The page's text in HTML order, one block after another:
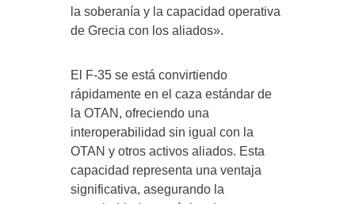
la soberanía y la capacidad operativa
de Grecia con los aliados».
El F-35 se está convirtiendo
rápidamente en el caza estándar de
la OTAN, ofreciendo una
interoperabilidad sin igual con la
OTAN y otros activos aliados. Esta
capacidad representa una ventaja
significativa, asegurando la